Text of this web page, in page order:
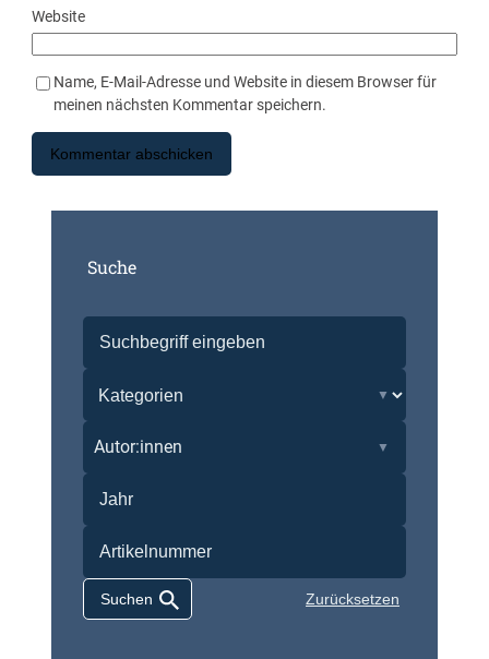
Website
Name, E-Mail-Adresse und Website in diesem Browser für
meinen nächsten Kommentar speichern.
Suche
Autor:innen
Zurücksetzen